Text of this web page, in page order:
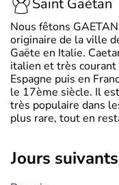
Saint Gaétan
Nous fêtons
originaire de la ville
Gaëte en Italie.
italien et très
Espagne puis en
le 17ème siècle. Il
très populaire dans
plus rare, tout en
jours suivants